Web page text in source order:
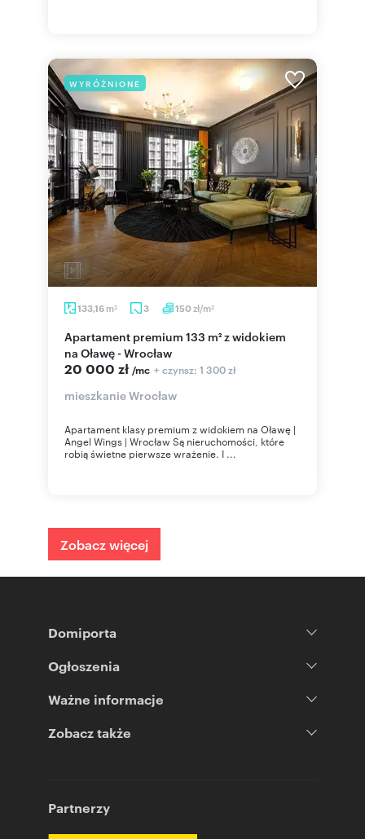
WYRÓŻNIONE
133,16 m2 3 150zł/m2
Apartament premium 133 m² z widokiem
na Oławę - Wrocław
20 000 zł /mc + czynsz: 1 300 zł
mieszkanie Wrocław
Apartament klasy premium z widokiem na Oławę |
Angel Wings | Wrocław Są nieruchomości, które
robią świetne pierwsze wrażenie. I ...
Zobacz więcej
Domiporta
Ogłoszenia
Ważne informacje
Zobacz także
Partnerzy